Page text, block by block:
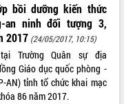
bồi dưỡng kiến thức
an ninh đối tượng 3,
2017 (24/05/2017, 10:15)
Trường Quân sự địa
Giáo dục quốc phòng -
AN) tỉnh tổ chức khai mạc
86 năm 2017.